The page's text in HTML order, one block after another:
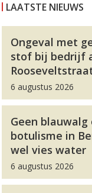
LAATSTE NIEUWS
Ongeval met
stof bij bedrijf
6 augustus 2026
Geen blauwalg
botulisme in
wel vies water
6 augustus 2026